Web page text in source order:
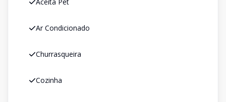
Ar Condicionado
Churrasqueira
Cozinha